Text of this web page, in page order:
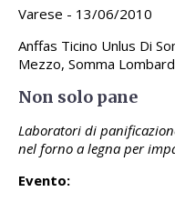
Varese - 13/06/2010
Anffas Ticino Unlus Di
Mezzo, Somma
Non solo pane
Laboratori di
nel forno a legna per
Evento: